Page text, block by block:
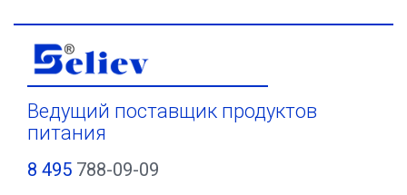
Ведущий поставщик продуктов
питания
8 495 788-09-09